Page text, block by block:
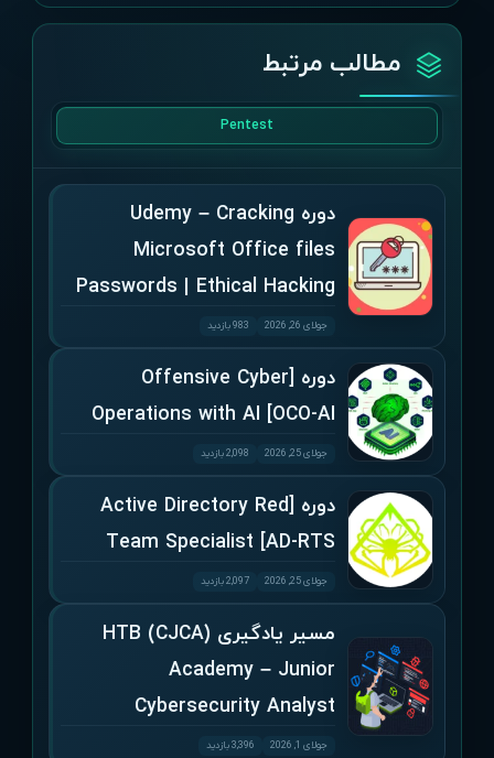
مطالب مرتبط
Pentest
دوره Udemy – Cracking
Microsoft Office files
Passwords | Ethical Hacking
جولای 26, 2026 983 بازدید
دوره [Offensive Cyber
Operations with AI [OCO-AI
جولای 25, 2026 2,098 بازدید
دوره [Active Directory Red
Team Specialist [AD-RTS
جولای 25, 2026 2,097 بازدید
مسیر یادگیری (CJCA) HTB
Academy – Junior
Cybersecurity Analyst
جولای 1, 2026 3,396 بازدید